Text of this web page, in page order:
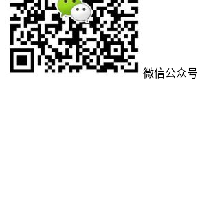
微信公众号